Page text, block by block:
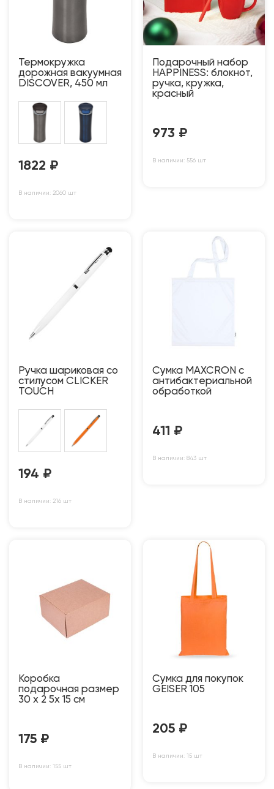
Термокружка
дорожная вакуумная
DISCOVER, 450 мл
1822 ₽
В наличии: 2060 шт
Подарочный набор
HAPPINESS: блокнот,
ручка, кружка,
красный
973 ₽
В наличии: 556 шт
Ручка шариковая со
стилусом CLICKER
TOUCH
194 ₽
В наличии: 216 шт
Сумка MAXCRON с
антибактериальной
обработкой
411 ₽
В наличии: 843 шт
Коробка
подарочная размер
30 х 2 5х 15 см
175 ₽
В наличии: 155 шт
Сумка для покупок
GEISER 105
205 ₽
В наличии: 15 шт